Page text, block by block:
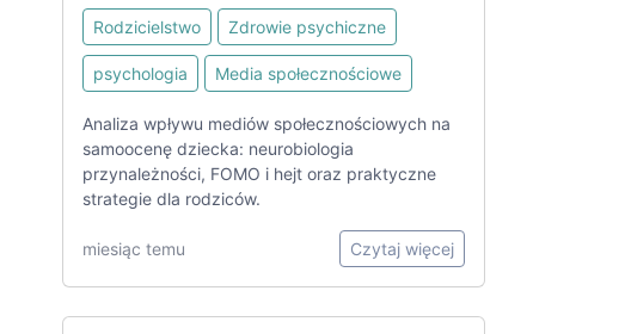
Rodzicielstwo Zdrowie psychiczne
psychologia Media społecznościowe
Analiza wpływu mediów społecznościowych na
samoocenę dziecka: neurobiologia
przynależności, FOMO i hejt oraz praktyczne
strategie dla rodziców.
miesiąc temu Czytaj więcej